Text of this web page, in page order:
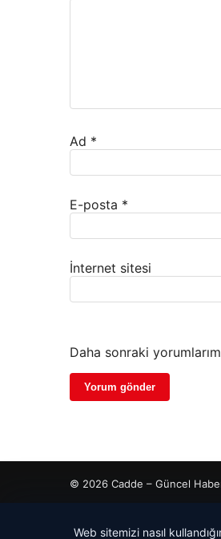
Ad *
E-posta *
İnternet sitesi
Daha sonraki
© 2026 Cadde – Güncel
Web sitemizi nasıl